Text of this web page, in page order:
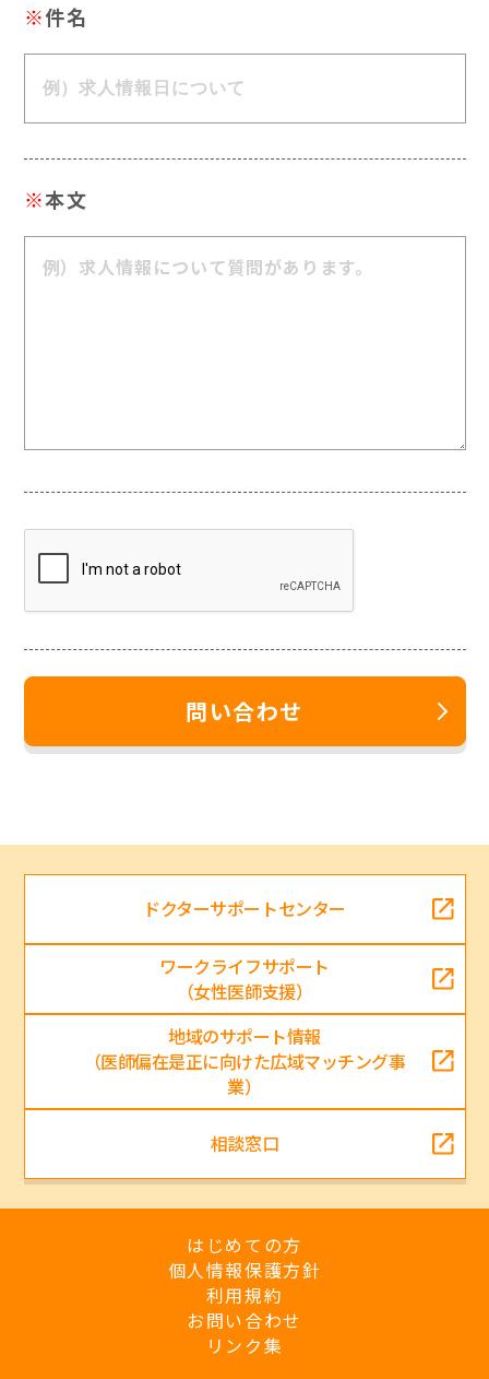
※件名
※本文
問い合わせ
ドクターサポートセンター
ワークライフサポート
（女性医師支援）
地域のサポート情報
（医師偏在是正に向けた広域マッチング事
業）
相談窓口
はじめての方
個人情報保護方針
利用規約
お問い合わせ
リンク集